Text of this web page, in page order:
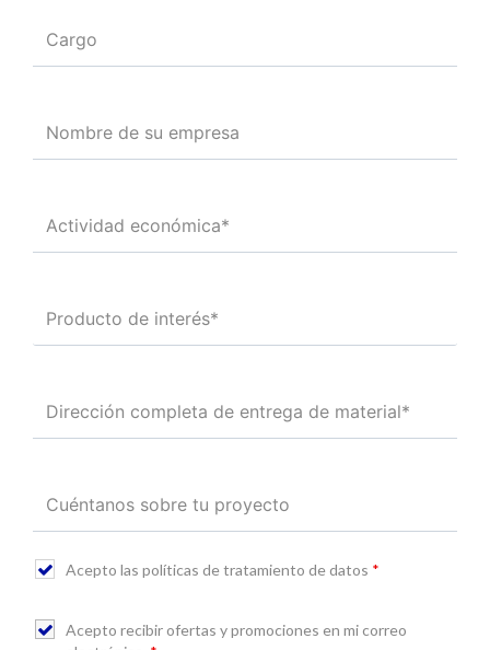
Acepto las políticas de tratamiento de datos *
Acepto recibir ofertas y promociones en mi correo